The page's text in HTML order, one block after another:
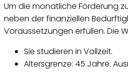
Um die monatliche Förderung
neben der finanziellen
Voraussetzungen erfüllen. Die
Sie studieren in Vollzeit.
Altersgrenze: 45 Jahre.